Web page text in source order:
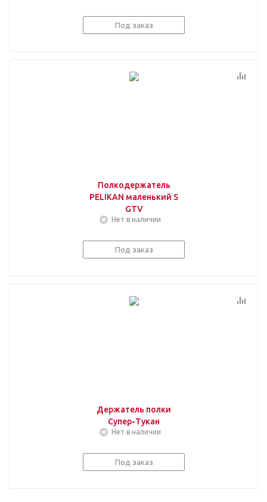
Под заказ
Полкодержатель
PELIKAN маленький S
GTV
Нет в наличии
Под заказ
Держатель полки
Супер-Тукан
Нет в наличии
Под заказ